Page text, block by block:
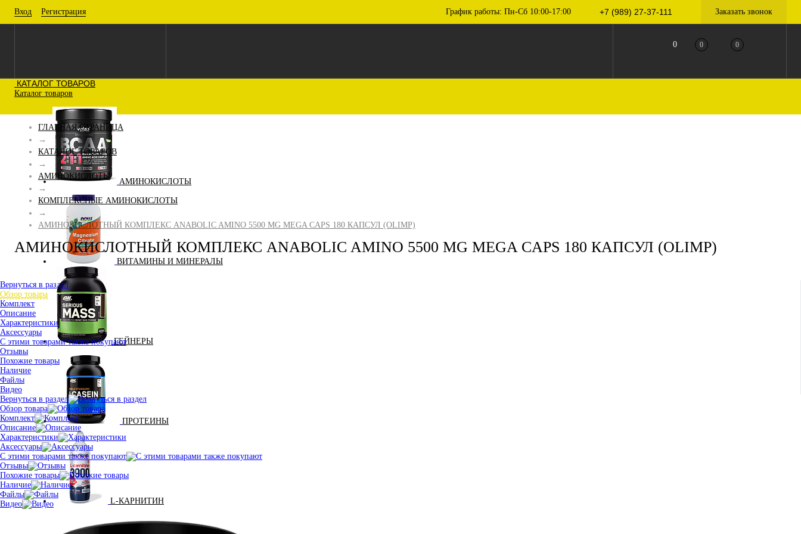
Вход Регистрация График работы: Пн-Сб 10:00-17:00 +7 (989) 27-37-111 Заказать звонок
0 0 0
КАТАЛОГ ТОВАРОВ
Каталог товаров
АМИНОКИСЛОТЫ
ВИТАМИНЫ И МИНЕРАЛЫ
ГЕЙНЕРЫ
ПРОТЕИНЫ
L-КАРНИТИН
ГЛАВНАЯ СТРАНИЦА
→
КАТАЛОГ ТОВАРОВ
→
АМИНОКИСЛОТЫ
→
КОМПЛЕКСНЫЕ АМИНОКИСЛОТЫ
→
АМИНОКИСЛОТНЫЙ КОМПЛЕКС ANABOLIC AMINO 5500 MG MEGA CAPS 180 КАПСУЛ (OLIMP)
АМИНОКИСЛОТНЫЙ КОМПЛЕКС ANABOLIC AMINO 5500 MG MEGA CAPS 180 КАПСУЛ (OLIMP)
Вернуться в раздел
Обзор товара
Комплект
Описание
Характеристики
Аксессуары
С этими товарами также покупают
Отзывы
Похожие товары
Наличие
Файлы
Видео
Вернуться в раздел
Обзор товара
Комплект
Описание
Характеристики
Аксессуары
С этими товарами также покупают
Отзывы
Похожие товары
Наличие
Файлы
Видео